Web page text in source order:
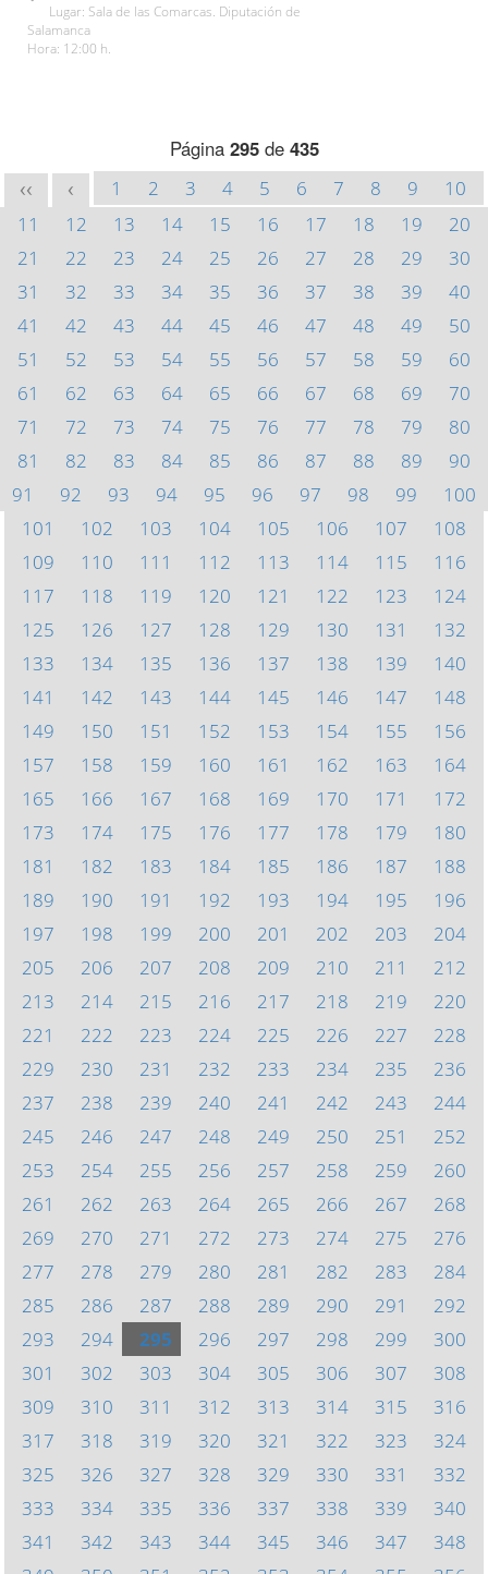
Lugar: Sala de las Comarcas. Diputación de
Salamanca
Hora: 12:00 h.
Página 295de 435
<< < 1 2 3 4 5 6 7 8 9
10
11
12 13 14 15 16 17 18 19
20
21
22 23 24 25 26 27 28 29
30
31
32 33 34 35 36 37 38 39
40
41
42 43 44 45 46 47 48 49
50
51
52 53 54 55 56 57 58 59
60
61
62 63 64 65 66 67 68 69
70
71
72 73 74 75 76 77 78 79
80
81
82 83 84 85 86 87 88 89
90
91
92 93 94 95 96 97 98 99
100
101
102 103 104 105 106 107
108
109
110 111 112 113 114 115
116
117
118 119 120 121 122 123
124
125
126 127 128 129 130 131
132
133
134 135 136 137 138 139
140
141
142 143 144 145 146 147
148
149
150 151 152 153 154 155
156
157
158 159 160 161 162 163
164
165
166 167 168 169 170 171
172
173
174 175 176 177 178 179
180
181
182 183 184 185 186 187
188
189
190 191 192 193 194 195
196
197
198 199 200 201 202 203
204
205
206 207 208 209 210 211
212
213
214 215 216 217 218 219
220
221
222 223 224 225 226 227
228
229
230 231 232 233 234 235
236
237
238 239 240 241 242 243
244
245
246 247 248 249 250 251
252
253
254 255 256 257 258 259
260
261
262 263 264 265 266 267
268
269
270 271 272 273 274 275
276
277
278 279 280 281 282 283
284
285
286 287 288 289 290 291
292
293
294 295 296 297 298 299
300
301
302 303 304 305 306 307
308
309
310 311 312 313 314 315
316
317
318 319 320 321 322 323
324
325
326 327 328 329 330 331
332
333
334 335 336 337 338 339
340
341
342 343 344 345 346 347
348